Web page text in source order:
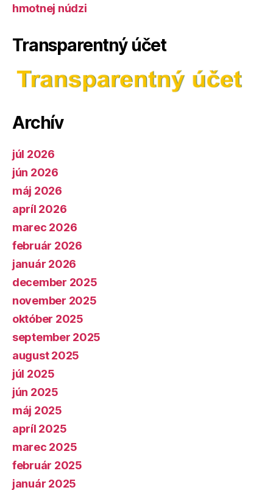
hmotnej núdzi
Transparentný účet
Archív
júl 2026
jún 2026
máj 2026
apríl 2026
marec 2026
február 2026
január 2026
december 2025
november 2025
október 2025
september 2025
august 2025
júl 2025
jún 2025
máj 2025
apríl 2025
marec 2025
február 2025
január 2025